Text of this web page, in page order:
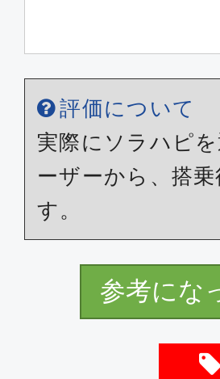
評価について
実際にソラハピ
ーザーから、搭
す。
参考にな